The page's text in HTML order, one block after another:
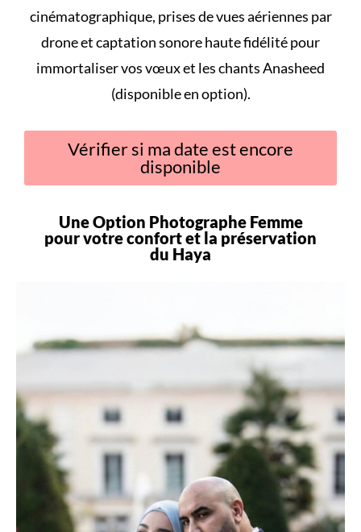
cinématographique, prises de vues aériennes par
drone et captation sonore haute fidélité pour
immortaliser vos vœux et les chants Anasheed
(disponible en option).
Vérifier si ma date est encore
disponible
Une Option Photographe Femme
pour votreconfortet la préservation
du Haya